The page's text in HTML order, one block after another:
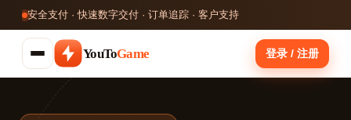
安全支付 · 快速数字交付 · 订单追踪 · 客户支持
YouToGame 登录 / 注册